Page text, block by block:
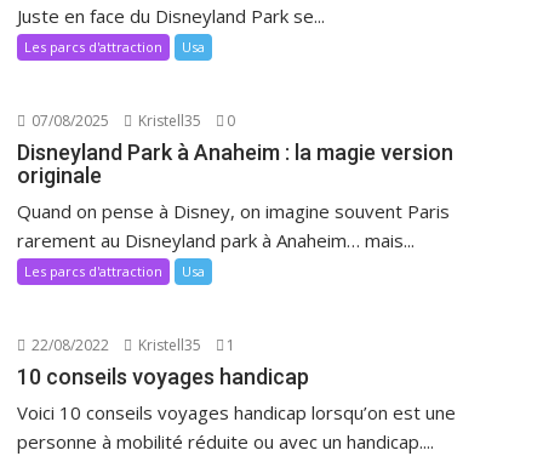
Juste en face du Disneyland Park se...
Les parcs d'attraction Usa
07/08/2025 Kristell35 0
Disneyland Park à Anaheim : la magie version
originale
Quand on pense à Disney, on imagine souvent Paris
rarement au Disneyland park à Anaheim… mais...
Les parcs d'attraction Usa
22/08/2022 Kristell35 1
10 conseils voyages handicap
Voici 10 conseils voyages handicap lorsqu’on est une
personne à mobilité réduite ou avec un handicap....